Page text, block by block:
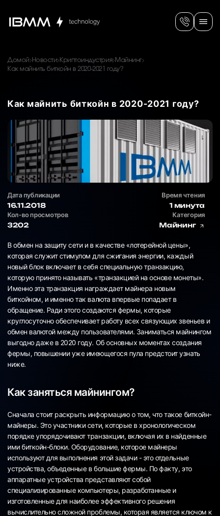
Домой Новости Криптоиндустрия Майнинг
Как майнить биткойн в 2020-2021 году?
Как майнить биткойн в 2020-2021 году?
Дата публикации
16.11.2018
Время чтения
1 минута
Кол-во просмотров
3202
Категория
Майнинг
В обмен на защиту сети и в качестве «лотерейной цены»,
которая служит стимулом для сжигания энергии, каждый
новый блок включает в себя специальную транзакцию,
которую принято называть «транзакцией на основе монеты».
Именно эта транзакция награждает майнера новым
биткойном, и именно так валюта впервые попадает в
обращение. Ради этого создаются фермы, которые
круглосуточно обеспечивает работу всех связующих звеньев и
обмен валютой между пользователями. Заниматься майнингом
выгодно даже в 2020 году. Об основных моментах создания
фермы, повышении уже имеющегося пула предстоит узнать
ниже.
Как заняться майнингом?
Сначала стоит раскрыть информацию о том, что такое биткойн-
майнеры. Это участники сети, которые в хронологическом
порядке упорядочивают транзакции, включая их в найденные
ими биткойн-блоки. Оборудование, которое майнеры
используют для выполнения этой задачи - это отдельные
устройства, объеденные в большие фермы. По факту, это
аппаратные устройства представляют собой
специализированные компьютеры, разработанные и
изготовленные для наиболее эффективного решения
вычислительно сложной проблемы, которая является ключом к